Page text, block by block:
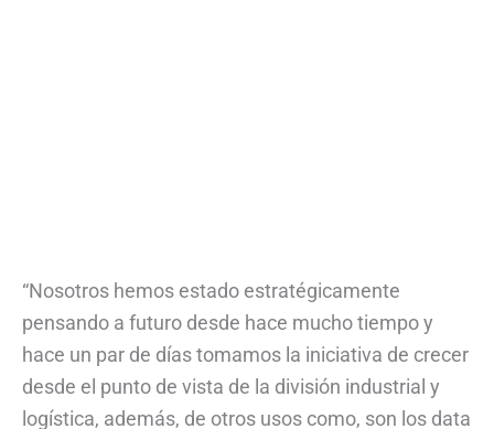
“Nosotros hemos estado estratégicamente
pensando a futuro desde hace mucho tiempo y
hace un par de días tomamos la iniciativa de crecer
desde el punto de vista de la división industrial y
logística, además, de otros usos como, son los data